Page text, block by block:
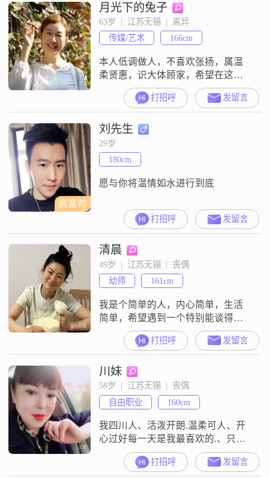
观积极的态度。我相信真诚是人与
人之间交流的基础，因此我总是努
力做到真诚待人。在我的生活中，
家庭占据了非常重要的位置。我认
为，一个和谐的家庭是人生幸福的
重
月光下的兔子
63岁  |  江苏无锡  |  离异
传媒/艺术
166cm
本人低调做人，不喜欢张扬，属温
柔贤惠，识大体顾家，希望在这平
台找到有责任能担当的他人，未来
可期过好晚年生活！另:本人不是会
员，看不到信息，请谅解！
打招呼 发留言
高富帅
刘先生
29岁
180cm
愿与你将温情如水进行到底
打招呼 发留言
清晨
49岁  |  江苏无锡  |  丧偶
幼师
161cm
我是个简单的人，内心简单，生活
简单，希望遇到一个特别能谈得
来，有共同理念的人。
打招呼 发留言
川妹
58岁  |  江苏无锡  |  丧偶
自由职业
160cm
我四川人、活泼开朗.温柔可人、开
心过好每一天是我最喜欢的.、只愿
能遇有缘人共度余生
打招呼 发留言